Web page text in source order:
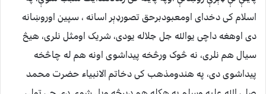
اسلام کی دخدای اومعبودبرحق تصورډېر اسانه ، سپین اوروښانه
دی اوهغه داچی یوالله جل جلاله یودی، شریک اومثل نلری، هیڅ
سیال هم نلری، نه څوک ورڅخه پیداشوی اونه هم له چاڅخه
پیداشوی دی، په هندومذهب کی دخاتم الانبیاء حضرت محمد